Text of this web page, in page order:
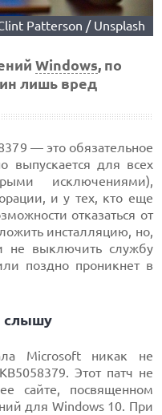
Patterson / Unsplash
Windows, по
лишь вред
— это обязательное
выпускается для всех
исключениями),
и у тех, кто еще
отказаться от
инсталляцию, но,
не выключить службу
поздно проникнет в
слышу
Microsoft никак не
Этот патч не
сайте, посвященном
для Windows 10. При